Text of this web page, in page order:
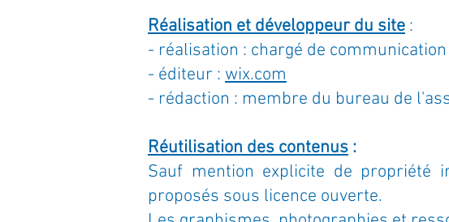
Réalisation et développeur du site :
- réalisation : chargé de
- éditeur : wix.com
- rédaction : membre du bureau de
Réutilisation des contenus :
Sauf mention explicite de propriété
proposés sous licence ouverte.